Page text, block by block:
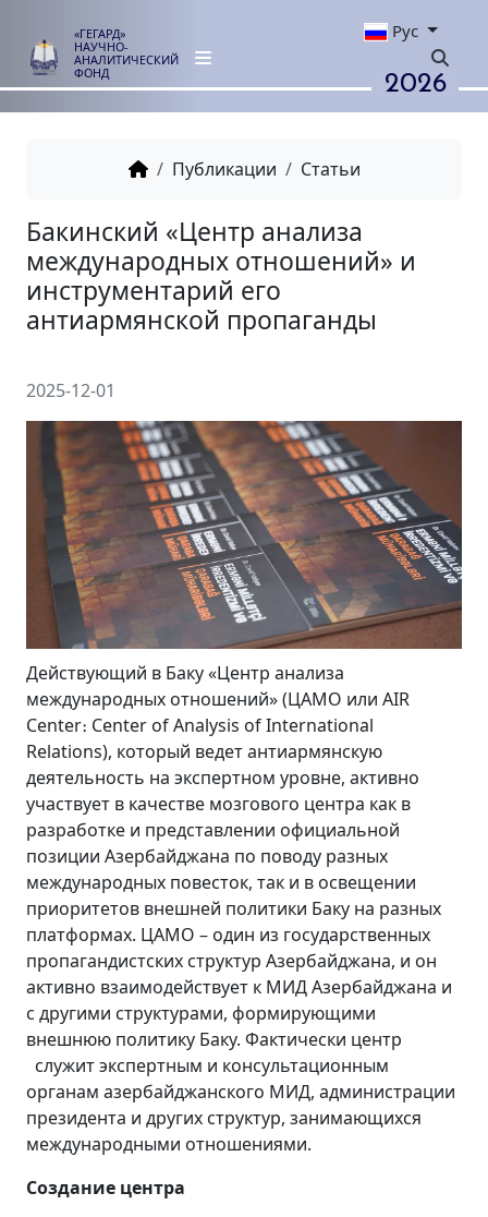
«ГЕГАРД»
НАУЧНО-
АНАЛИТИЧЕСКИЙ
ФОНД
Рус
2026
Публикации Статьи
Бакинский «Центр анализа
международных
антиармянской пропаганды
2025-12-01
Действующий в Баку «Центр анализа
международных отношений» (ЦАМО или AIR
Center։ Center of Analysis of International
Relations), который ведет антиармянскую
деятельность на экспертном уровне, активно
участвует в качестве мозгового центра как в
разработке и представлении официальной
позиции Азербайджана по поводу разных
международных повесток, так и в освещении
приоритетов внешней политики Баку на разных
платформах. ЦАМО – один из государственных
пропагандистских структур Азербайджана, и он
активно взаимодействует к МИД Азербайджана и
с другими структурами, формирующими
внешнюю политику Баку. Фактически центр
служит экспертным и консультационным
органам азербайджанского МИД, администрации
президента и других структур, занимающихся
международными отношениями.
Создание центра